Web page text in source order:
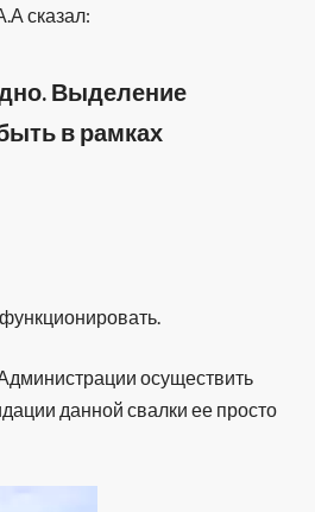
сказал:
Выделение
в рамках
осуществить
данной свалки ее просто